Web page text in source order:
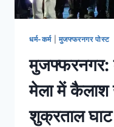
धर्म-कर्म| मुजफ्फरनगर पोस्ट
मुजफ्फरनगर:
मेला में कैलाश
शुक्रताल